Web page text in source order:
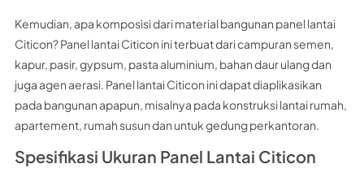
Kemudian, apa komposisi dari material bangunan panel lantai
Citicon? Panel lantai Citicon ini terbuat dari campuran semen,
kapur, pasir, gypsum, pasta aluminium, bahan daur ulang dan
juga agen aerasi. Panel lantai Citicon ini dapat diaplikasikan
pada bangunan apapun, misalnya pada konstruksi lantai rumah,
apartement, rumah susun dan untuk gedung perkantoran.
Spesifikasi Ukuran Panel Lantai Citicon